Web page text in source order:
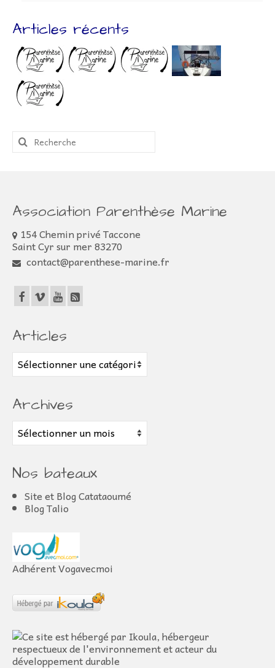
Articles récents
Rechercher
:
Association Parenthèse Marine
154 Chemin privé Taccone
Saint Cyr sur mer 83270
contact@parenthese-marine.fr
Articles
Articles
Archives
Archives
Nos bateaux
Site et Blog Catataoumé
Blog Talio
Adhérent Vogavecmoi